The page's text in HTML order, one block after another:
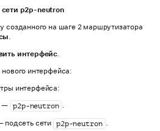
p2p-neutron
созданного на шаге 2 маршрутизатора
.
интерфейс.
интерфейса:
интерфейса:
— p2p-neutron .
подсеть сети p2p-neutron .